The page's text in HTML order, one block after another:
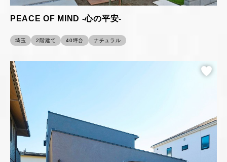
PEACE OF MIND -心の平安-
埼玉 2階建て 40坪台 ナチュラル